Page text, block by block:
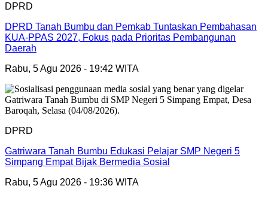
DPRD
DPRD Tanah Bumbu dan Pemkab Tuntaskan Pembahasan
KUA-PPAS 2027, Fokus pada Prioritas Pembangunan
Daerah
Rabu, 5 Agu 2026 - 19:42 WITA
DPRD
Gatriwara Tanah Bumbu Edukasi Pelajar SMP Negeri 5
Simpang Empat Bijak Bermedia Sosial
Rabu, 5 Agu 2026 - 19:36 WITA